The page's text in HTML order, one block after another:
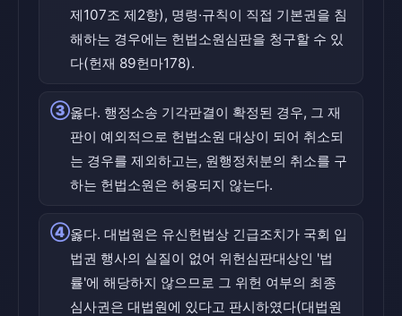
제107조 제2항), 명령·규칙이 직접 기본권을 침
해하는 경우에는 헌법소원심판을 청구할 수 있
다(헌재 89헌마178).
③옳다. 행정소송 기각판결이 확정된 경우, 그 재
판이 예외적으로 헌법소원 대상이 되어 취소되
는 경우를 제외하고는, 원행정처분의 취소를 구
하는 헌법소원은 허용되지 않는다.
④옳다. 대법원은 유신헌법상 긴급조치가 국회 입
법권 행사의 실질이 없어 위헌심판대상인 '법
률'에 해당하지 않으므로 그 위헌 여부의 최종
심사권은 대법원에 있다고 판시하였다(대법원